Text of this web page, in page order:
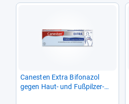
Canes­ten Extra Bifona­zol
gegen Haut-​ und Fuß­pil­zer­